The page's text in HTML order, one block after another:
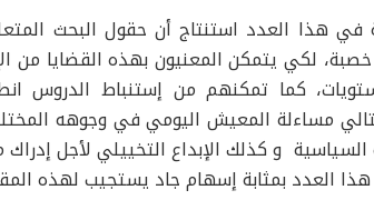
هذا العدد استنتاج أن حقول البحث
خصبة، لكي يتمكن المعنيون بهذه القضايا من
كما تمكنهم من إستنباط الدروس
مساءلة المعيش اليومي في وجوهه
السياسية و كذلك الإبداع التخييلي لأجل
العدد بمثابة إسهام جاد يستجيب لهذه